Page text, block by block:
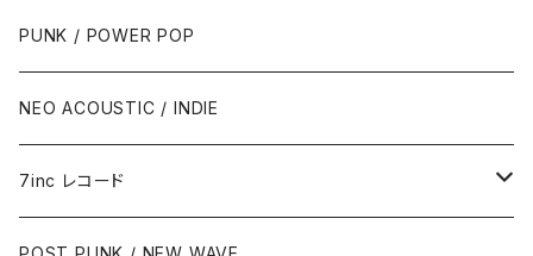
PUNK / POWER POP
NEO ACOUSTIC / INDIE
7inc レコード
PUNK / 2TONE